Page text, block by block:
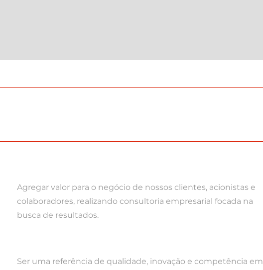
Agregar valor para o negócio de nossos clientes, acionistas e
colaboradores, realizando consultoria empresarial focada na
busca de resultados.
Ser uma referência de qualidade, inovação e competência em